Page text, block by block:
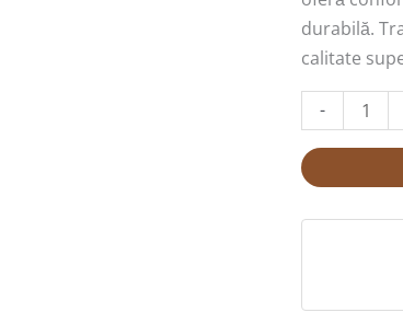
durabilă.
calitate
-
fețe
de
pernă,
Țesătură
Tip
Finet
JOJHP67